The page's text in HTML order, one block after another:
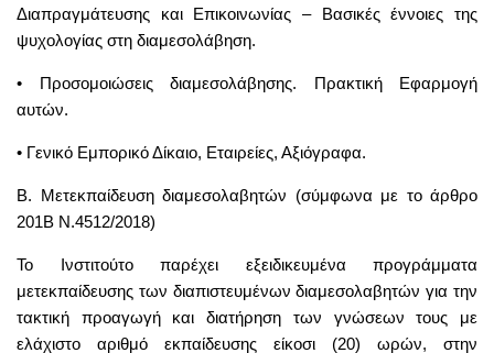
Διαπραγμάτευσης και Επικοινωνίας – Βασικές έννοιες της
ψυχολογίας στη διαμεσολάβηση.
• Προσομοιώσεις διαμεσολάβησης. Πρακτική Εφαρμογή
αυτών.
• Γενικό Εμπορικό Δίκαιο, Εταιρείες, Αξιόγραφα.
Β. Μετεκπαίδευση διαμεσολαβητών (σύμφωνα με το άρθρο
201Β Ν.4512/2018)
Το Ινστιτούτο παρέχει εξειδικευμένα προγράμματα
μετεκπαίδευσης των διαπιστευμένων διαμεσολαβητών για την
τακτική προαγωγή και διατήρηση των γνώσεων τους με
ελάχιστο αριθμό εκπαίδευσης είκοσι (20) ωρών, στην